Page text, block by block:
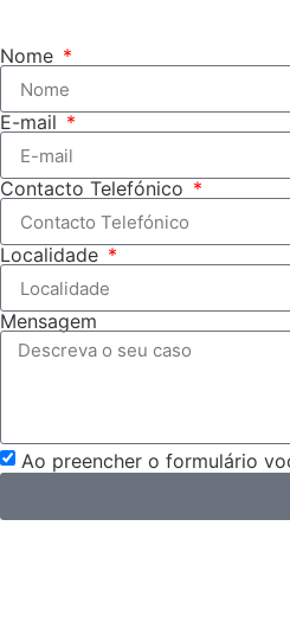
Nome
E-mail
Contacto Telefónico
Localidade
Mensagem
Ao preencher o formulário